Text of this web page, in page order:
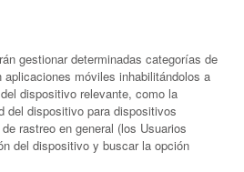
gestionar determinadas categorías de
aplicaciones móviles inhabilitándolos a
dispositivo relevante, como la
del dispositivo para dispositivos
rastreo en general (los Usuarios
del dispositivo y buscar la opción